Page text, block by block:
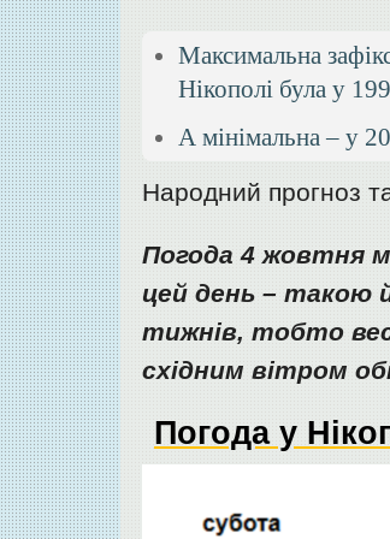
Максимальна
Нікополі була у
А мінімальна – у
Народний прогноз
Погода 4 жовтня
цей день – такою
тижнів, тобто
східним вітром
Погода у